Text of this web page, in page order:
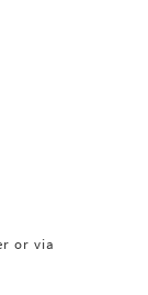
or via